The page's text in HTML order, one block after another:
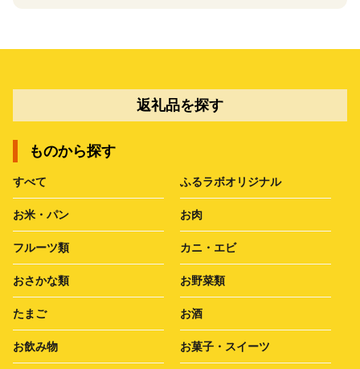
返礼品を探す
ものから探す
すべて ふるラボオリジナル
お米・パン お肉
フルーツ類 カニ・エビ
おさかな類 お野菜類
たまご お酒
お飲み物 お菓子・スイーツ